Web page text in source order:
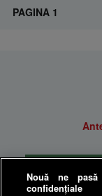
Nouă ne
confidențiale